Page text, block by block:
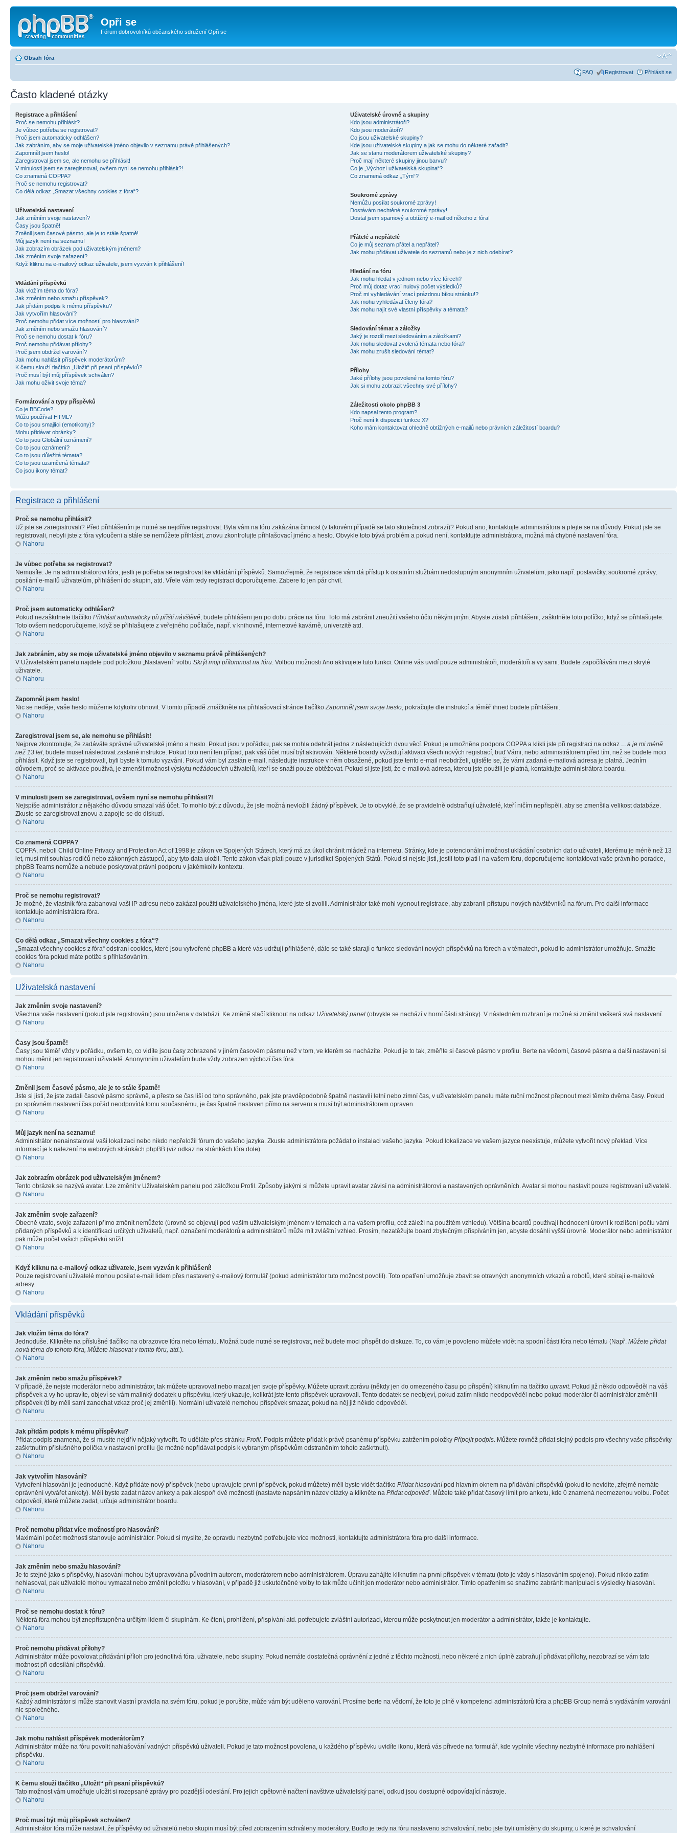
Opři se
Fórum dobrovolníků občanského sdružení Opři se
Obsah fóra
FAQ Registrovat Přihlásit se
Často kladené otázky
Registrace a přihlášení
Proč se nemohu přihlásit?
Je vůbec potřeba se registrovat?
Proč jsem automaticky odhlášen?
Jak zabráním, aby se moje uživatelské jméno objevilo v seznamu právě přihlášených?
Zapomněl jsem heslo!
Zaregistroval jsem se, ale nemohu se přihlásit!
V minulosti jsem se zaregistroval, ovšem nyní se nemohu přihlásit?!
Co znamená COPPA?
Proč se nemohu registrovat?
Co dělá odkaz „Smazat všechny cookies z fóra“?
Uživatelská nastavení
Jak změním svoje nastavení?
Časy jsou špatně!
Změnil jsem časové pásmo, ale je to stále špatně!
Můj jazyk není na seznamu!
Jak zobrazím obrázek pod uživatelským jménem?
Jak změním svoje zařazení?
Když kliknu na e-mailový odkaz uživatele, jsem vyzván k přihlášení!
Vkládání příspěvků
Jak vložím téma do fóra?
Jak změním nebo smažu příspěvek?
Jak přidám podpis k mému příspěvku?
Jak vytvořím hlasování?
Proč nemohu přidat více možností pro hlasování?
Jak změním nebo smažu hlasování?
Proč se nemohu dostat k fóru?
Proč nemohu přidávat přílohy?
Proč jsem obdržel varování?
Jak mohu nahlásit příspěvek moderátorům?
K čemu slouží tlačítko „Uložit“ při psaní příspěvků?
Proč musí být můj příspěvek schválen?
Jak mohu oživit svoje téma?
Formátování a typy příspěvků
Co je BBCode?
Můžu používat HTML?
Co to jsou smajlíci (emotikony)?
Mohu přidávat obrázky?
Co to jsou Globální oznámení?
Co to jsou oznámení?
Co to jsou důležitá témata?
Co to jsou uzamčená témata?
Co jsou ikony témat?
Uživatelské úrovně a skupiny
Kdo jsou administrátoři?
Kdo jsou moderátoři?
Co jsou uživatelské skupiny?
Kde jsou uživatelské skupiny a jak se mohu do některé zařadit?
Jak se stanu moderátorem uživatelské skupiny?
Proč mají některé skupiny jinou barvu?
Co je „Výchozí uživatelská skupina“?
Co znamená odkaz „Tým“?
Soukromé zprávy
Nemůžu posílat soukromé zprávy!
Dostávám nechtěné soukromé zprávy!
Dostal jsem spamový a obtížný e-mail od někoho z fóra!
Přátelé a nepřátelé
Co je můj seznam přátel a nepřátel?
Jak mohu přidávat uživatele do seznamů nebo je z nich odebírat?
Hledání na fóru
Jak mohu hledat v jednom nebo více fórech?
Proč můj dotaz vrací nulový počet výsledků?
Proč mi vyhledávání vrací prázdnou bílou stránku!?
Jak mohu vyhledávat členy fóra?
Jak mohu najít své vlastní příspěvky a témata?
Sledování témat a záložky
Jaký je rozdíl mezi sledováním a záložkami?
Jak mohu sledovat zvolená témata nebo fóra?
Jak mohu zrušit sledování témat?
Přílohy
Jaké přílohy jsou povolené na tomto fóru?
Jak si mohu zobrazit všechny své přílohy?
Záležitosti okolo phpBB 3
Kdo napsal tento program?
Proč není k dispozici funkce X?
Koho mám kontaktovat ohledně obtížných e-mailů nebo právních záležitostí boardu?
Registrace a přihlášení
Proč se nemohu přihlásit?
Už jste se zaregistrovali? Před přihlášením je nutné se nejdříve registrovat. Byla vám na fóru zakázána činnost (v takovém případě se tato skutečnost zobrazí)? Pokud ano, kontaktujte administrátora a ptejte se na důvody. Pokud jste se
registrovali, nebyli jste z fóra vyloučeni a stále se nemůžete přihlásit, znovu zkontrolujte přihlašovací jméno a heslo. Obvykle toto bývá problém a pokud není, kontaktujte administrátora, možná má chybné nastavení fóra.
Nahoru
Je vůbec potřeba se registrovat?
Nemusíte. Je na administrátorovi fóra, jestli je potřeba se registrovat ke vkládání příspěvků. Samozřejmě, že registrace vám dá přístup k ostatním službám nedostupným anonymním uživatelům, jako např. postavičky, soukromé zprávy,
posílání e-mailů uživatelům, přihlášení do skupin, atd. Vřele vám tedy registraci doporučujeme. Zabere to jen pár chvil.
Nahoru
Proč jsem automaticky odhlášen?
Pokud nezaškrtnete tlačítko Přihlásit automaticky při příští návštěvě , budete přihlášeni jen po dobu práce na fóru. Toto má zabránit zneužití vašeho účtu někým jiným. Abyste zůstali přihlášeni, zaškrtněte toto políčko, když se přihlašujete.
Toto ovšem nedoporučujeme, když se přihlašujete z veřejného počítače, např. v knihovně, internetové kavárně, univerzitě atd.
Nahoru
Jak zabráním, aby se moje uživatelské jméno objevilo v seznamu právě přihlášených?
V Uživatelském panelu najdete pod položkou „Nastavení“ volbu Skrýt moji přítomnost na fóru . Volbou možnosti Ano aktivujete tuto funkci. Online vás uvidí pouze administrátoři, moderátoři a vy sami. Budete započítáváni mezi skryté
uživatele.
Nahoru
Zapomněl jsem heslo!
Nic se neděje, vaše heslo můžeme kdykoliv obnovit. V tomto případě zmáčkněte na přihlašovací stránce tlačítko Zapomněl jsem svoje heslo , pokračujte dle instrukcí a téměř ihned budete přihlášeni.
Nahoru
Zaregistroval jsem se, ale nemohu se přihlásit!
Nejprve zkontrolujte, že zadáváte správné uživatelské jméno a heslo. Pokud jsou v pořádku, pak se mohla odehrát jedna z následujících dvou věcí. Pokud je umožněna podpora COPPA a klikli jste při registraci na odkaz …a je mi méně
než 13 let, budete muset následovat zaslané instrukce. Pokud toto není ten případ, pak váš účet musí být aktivován. Některé boardy vyžadují aktivaci všech nových registrací, buď Vámi, nebo administrátorem před tím, než se budete moci
přihlásit. Když jste se registrovali, byli byste k tomuto vyzváni. Pokud vám byl zaslán e-mail, následujte instrukce v něm obsažené, pokud jste tento e-mail neobdrželi, ujistěte se, že vámi zadaná e-mailová adresa je platná. Jedním
důvodem, proč se aktivace používá, je zmenšit možnost výskytu nežádoucích uživatelů, kteří se snaží pouze obtěžovat. Pokud si jste jisti, že e-mailová adresa, kterou jste použili je platná, kontaktujte administrátora boardu.
Nahoru
V minulosti jsem se zaregistroval, ovšem nyní se nemohu přihlásit?!
Nejspíše administrátor z nějakého důvodu smazal váš účet. To mohlo být z důvodu, že jste možná nevložili žádný příspěvek. Je to obvyklé, že se pravidelně odstraňují uživatelé, kteří ničím nepřispěli, aby se zmenšila velikost databáze.
Zkuste se zaregistrovat znovu a zapojte se do diskuzí.
Nahoru
Co znamená COPPA?
COPPA, neboli Child Online Privacy and Protection Act of 1998 je zákon ve Spojených Státech, který má za úkol chránit mládež na internetu. Stránky, kde je potencionální možnost ukládání osobních dat o uživateli, kterému je méně než 13
let, musí mít souhlas rodičů nebo zákonných zástupců, aby tyto data uložil. Tento zákon však platí pouze v jurisdikci Spojených Států. Pokud si nejste jisti, jestli toto platí i na vašem fóru, doporučujeme kontaktovat vaše právního poradce,
phpBB Teams nemůže a nebude poskytovat právni podporu v jakémkoliv kontextu.
Nahoru
Proč se nemohu registrovat?
Je možné, že vlastník fóra zabanoval vaši IP adresu nebo zakázal použití uživatelského jména, které jste si zvolili. Administrátor také mohl vypnout registrace, aby zabranil přístupu nových návštěvníků na fórum. Pro další informace
kontaktuje administrátora fóra.
Nahoru
Co dělá odkaz „Smazat všechny cookies z fóra“?
„Smazat všechny cookies z fóra“ odstraní cookies, které jsou vytvořené phpBB a které vás udržují přihlášené, dále se také starají o funkce sledování nových příspěvků na fórech a v tématech, pokud to administrátor umožňuje. Smažte
cookies fóra pokud máte potíže s přihlašováním.
Nahoru
Uživatelská nastavení
Jak změním svoje nastavení?
Všechna vaše nastavení (pokud jste registrováni) jsou uložena v databázi. Ke změně stačí kliknout na odkaz Uživatelský panel (obvykle se nachází v horní části stránky). V následném rozhraní je možné si změnit veškerá svá nastavení.
Nahoru
Časy jsou špatně!
Časy jsou téměř vždy v pořádku, ovšem to, co vidíte jsou časy zobrazené v jiném časovém pásmu než v tom, ve kterém se nacházíte. Pokud je to tak, změňte si časové pásmo v profilu. Berte na vědomí, časové pásma a další nastavení si
mohou měnit jen registrovaní uživatelé. Anonymním uživatelům bude vždy zobrazen výchozí čas fóra.
Nahoru
Změnil jsem časové pásmo, ale je to stále špatně!
Jste si jisti, že jste zadali časové pásmo správně, a přesto se čas liší od toho správného, pak jste pravděpodobně špatně nastavili letní nebo zimní čas, v uživatelském panelu máte ruční možnost přepnout mezi těmito dvěma časy. Pokud
po správném nastavení čas pořád neodpovídá tomu současnému, je čas špatně nastaven přímo na serveru a musí být administrátorem opraven.
Nahoru
Můj jazyk není na seznamu!
Administrátor nenainstaloval vaši lokalizaci nebo nikdo nepřeložil fórum do vašeho jazyka. Zkuste administrátora požádat o instalaci vašeho jazyka. Pokud lokalizace ve vašem jazyce neexistuje, můžete vytvořit nový překlad. Více
informací je k nalezení na webových stránkách phpBB (viz odkaz na stránkách fóra dole).
Nahoru
Jak zobrazím obrázek pod uživatelským jménem?
Tento obrázek se nazývá avatar. Lze změnit v Uživatelském panelu pod záložkou Profil. Způsoby jakými si můžete upravit avatar závisí na administrátorovi a nastavených oprávněních. Avatar si mohou nastavit pouze registrovaní uživatelé.
Nahoru
Jak změním svoje zařazení?
Obecně vzato, svoje zařazení přímo změnit nemůžete (úrovně se objevují pod vaším uživatelským jménem v tématech a na vašem profilu, což záleží na použitém vzhledu). Většina boardů používají hodnocení úrovní k rozlišení počtu vámi
přidaných příspěvků a k identifikaci určitých uživatelů, např. označení moderátorů a administrátorů může mít zvláštní vzhled. Prosím, nezatěžujte board zbytečným přispíváním jen, abyste dosáhli vyšší úrovně. Moderátor nebo administrátor
pak může počet vašich příspěvků snížit.
Nahoru
Když kliknu na e-mailový odkaz uživatele, jsem vyzván k přihlášení!
Pouze registrovaní uživatelé mohou posílat e-mail lidem přes nastavený e-mailový formulář (pokud administrátor tuto možnost povolil). Toto opatření umožňuje zbavit se otravných anonymních vzkazů a robotů, které sbírají e-mailové
adresy.
Nahoru
Vkládání příspěvků
Jak vložím téma do fóra?
Jednoduše. Klikněte na příslušné tlačítko na obrazovce fóra nebo tématu. Možná bude nutné se registrovat, než budete moci přispět do diskuze. To, co vám je povoleno můžete vidět na spodní části fóra nebo tématu (Např. Můžete přidat
nová téma do tohoto fóra, Můžete hlasovat v tomto fóru, atd. ).
Nahoru
Jak změním nebo smažu příspěvek?
V případě, že nejste moderátor nebo administrátor, tak můžete upravovat nebo mazat jen svoje příspěvky. Můžete upravit zprávu (někdy jen do omezeného času po přispění) kliknutím na tlačítko upravit. Pokud již někdo odpověděl na váš
příspěvek a vy ho upravíte, objeví se vám malinký dodatek u příspěvku, který ukazuje, kolikrát jste tento příspěvek upravovali. Tento dodatek se neobjeví, pokud zatím nikdo neodpověděl nebo pokud moderátor či administrátor změnili
příspěvek (ti by měli sami zanechat vzkaz proč jej změnili). Normální uživatelé nemohou příspěvek smazat, pokud na něj již někdo odpověděl.
Nahoru
Jak přidám podpis k mému příspěvku?
Přidat podpis znamená, že si musíte nejdřív nějaký vytvořit. To uděláte přes stránku Profil . Podpis můžete přidat k právě psanému příspěvku zatržením položky Připojit podpis . Můžete rovněž přidat stejný podpis pro všechny vaše příspěvky
zaškrtnutím příslušného políčka v nastavení profilu (je možné nepřidávat podpis k vybraným příspěvkům odstraněním tohoto zaškrtnutí).
Nahoru
Jak vytvořím hlasování?
Vytvoření hlasování je jednoduché. Když přidáte nový příspěvek (nebo upravujete první příspěvek, pokud můžete) měli byste vidět tlačítko Přidat hlasovánípod hlavním oknem na přidávání příspěvků (pokud to nevidíte, zřejmě nemáte
oprávnění vytvářet ankety). Měli byste zadat název ankety a pak alespoň dvě možnosti (nastavte napsáním název otázky a klikněte na Přidat odpověď. Můžete také přidat časový limit pro anketu, kde 0 znamená neomezenou volbu. Počet
odpovědí, které můžete zadat, určuje administrátor boardu.
Nahoru
Proč nemohu přidat více možností pro hlasování?
Maximální počet možností stanovuje administrátor. Pokud si myslíte, že opravdu nezbytně potřebujete více možností, kontaktujte administrátora fóra pro další informace.
Nahoru
Jak změním nebo smažu hlasování?
Je to stejné jako s příspěvky, hlasování mohou být upravována původním autorem, moderátorem nebo administrátorem. Úpravu zahájíte kliknutím na první příspěvek v tématu (toto je vždy s hlasováním spojeno). Pokud nikdo zatím
nehlasoval, pak uživatelé mohou vymazat nebo změnit položku v hlasování, v případě již uskutečněné volby to tak může učinit jen moderátor nebo administrátor. Tímto opatřením se snažíme zabránit manipulaci s výsledky hlasování.
Nahoru
Proč se nemohu dostat k fóru?
Některá fóra mohou být znepřístupněna určitým lidem či skupinám. Ke čtení, prohlížení, přispívání atd. potřebujete zvláštní autorizaci, kterou může poskytnout jen moderátor a administrátor, takže je kontaktujte.
Nahoru
Proč nemohu přidávat přílohy?
Administrátor může povolovat přidávání příloh pro jednotlivá fóra, uživatele, nebo skupiny. Pokud nemáte dostatečná oprávnění z jedné z těchto možností, nebo některé z nich úplně zabraňují přidávat přílohy, nezobrazí se vám tato
možnost při odesílání příspěvků.
Nahoru
Proč jsem obdržel varování?
Každý administrátor si může stanovit vlastní pravidla na svém fóru, pokud je porušíte, může vám být uděleno varování. Prosíme berte na vědomí, že toto je plně v kompetenci administrátorů fóra a phpBB Group nemá s vydáváním varování
nic společného.
Nahoru
Jak mohu nahlásit příspěvek moderátorům?
Administrátor může na fóru povolit nahlašování vadných příspěvků uživateli. Pokud je tato možnost povolena, u každého příspěvku uvidíte ikonu, která vás přivede na formulář, kde vyplníte všechny nezbytné informace pro nahlášení
příspěvku.
Nahoru
K čemu slouží tlačítko „Uložit“ při psaní příspěvků?
Tato možnost vám umožňuje uložit si rozepsané zprávy pro pozdější odeslání. Pro jejich opětovné načtení navštivte uživatelský panel, odkud jsou dostupné odpovídající nástroje.
Nahoru
Proč musí být můj příspěvek schválen?
Administrátor fóra může nastavit, že příspěvky od uživatelů nebo skupin musí být před zobrazením schváleny moderátory. Buďto je tedy na fóru nastaveno schvalování, nebo jste byli umístěny do skupiny, u které je schvalování